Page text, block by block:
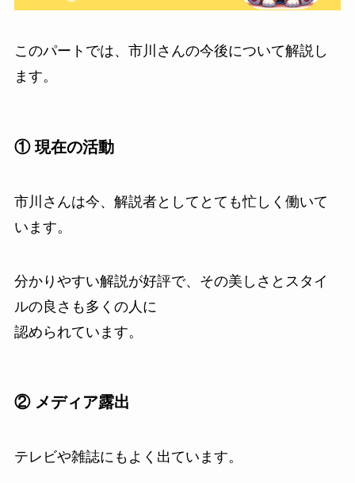
このパートでは、市川さんの今後について解説し
ます。
① 現在の活動
市川さんは今、解説者としてとても忙しく働いて
います。
分かりやすい解説が好評で、その美しさとスタイ
ルの良さも多くの人に
認められています。
② メディア露出
テレビや雑誌にもよく出ています。